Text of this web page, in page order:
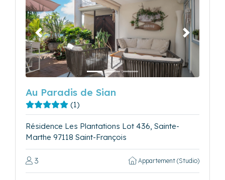
Précédent Suivant
Au Paradis de Sian
(1)
Résidence Les Plantations Lot 436, Sainte-
Marthe 97118 Saint-François
3 Appartement (Studio)